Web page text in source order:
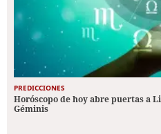
PREDICCIONES
Horóscopo de hoy abre puertas a
Géminis